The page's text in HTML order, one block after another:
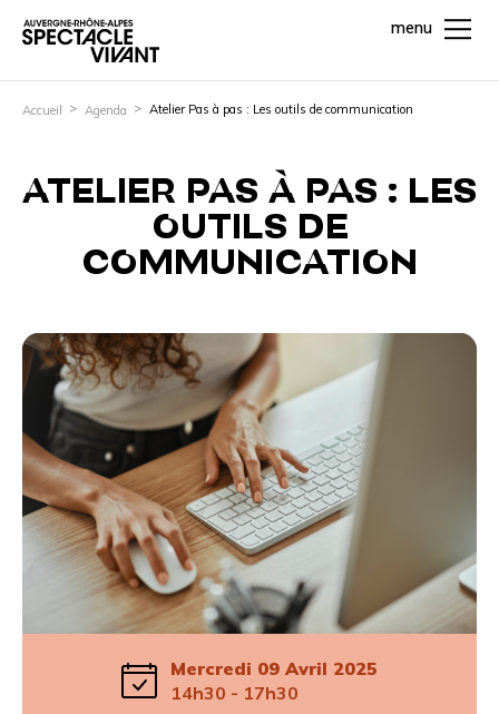
menu
Accueil Agenda Atelier Pas à pas : Les outils de communication
ATELIER PAS À PAS : LES
OUTILS DE
COMMUNICATION
Mercredi 09 Avril 2025
14h30 - 17h30